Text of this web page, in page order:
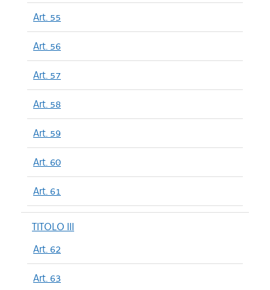
Art. 55
Art. 56
Art. 57
Art. 58
Art. 59
Art. 60
Art. 61
TITOLO III
Art. 62
Art. 63